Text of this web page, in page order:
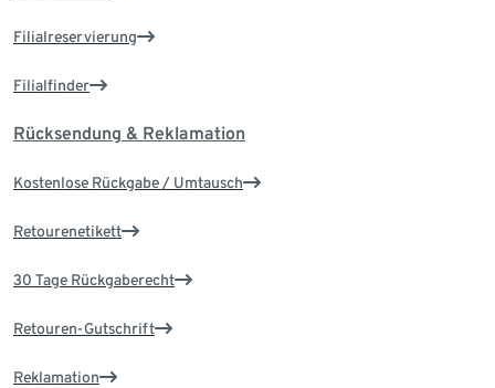
Filialreservierung
Filialfinder
Rücksendung & Reklamation
Kostenlose Rückgabe / Umtausch
Retourenetikett
30 Tage Rückgaberecht
Retouren-Gutschrift
Reklamation